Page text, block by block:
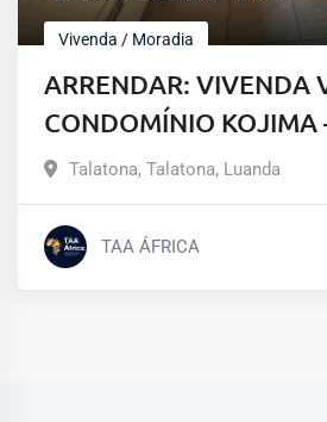
Vivenda / Moradia
ARRENDAR: VIVENDA
CONDOMÍNIO KOJIMA
Talatona, Talatona, Luanda
TAA ÁFRICA